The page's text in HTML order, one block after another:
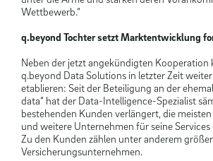
Wettbewerb.“
q.beyond Tochter setzt Marktentwicklung
Neben der jetzt angekündigten Kooperation
q.beyond Data Solutions in letzter Zeit
etablieren: Seit der Beteiligung an der
data“ hat der Data-Intelligence-Spezialist
bestehenden Kunden verlängert, die
und weitere Unternehmen für seine
Zu den Kunden zählen unter anderem
Versicherungsunternehmen.